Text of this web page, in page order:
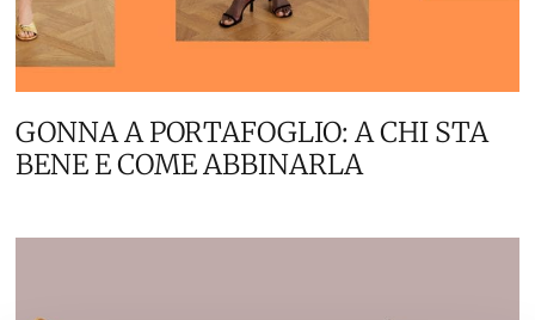
GONNA A PORTAFOGLIO: A CHI STA
BENE E COME ABBINARLA